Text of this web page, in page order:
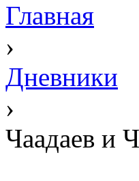
Главная
›
Дневники
›
Чаадаев и